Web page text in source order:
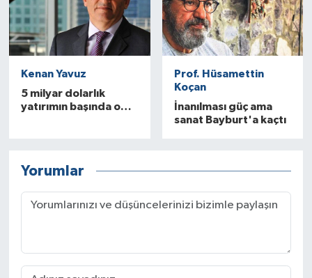
Kenan Yavuz
5 milyar dolarlık
yatırımın başında o
Prof. Hüsamettin
Koçan
İnanılması güç ama
sanat Bayburt'a kaçtı
Yorumlar